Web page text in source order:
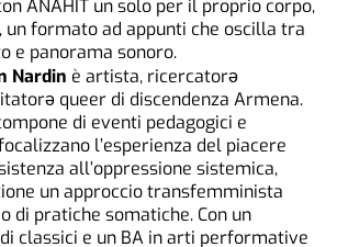
ANAHIT un solo per il proprio corpo,
un formato ad appunti che oscilla tra
e panorama sonoro.
Nardin è artista, ricercatorə
queer di discendenza Armena.
di eventi pedagogici e
l’esperienza del piacere
all’oppressione sistemica,
un approccio transfemminista
di pratiche somatiche. Con un
classici e un BA in arti performative